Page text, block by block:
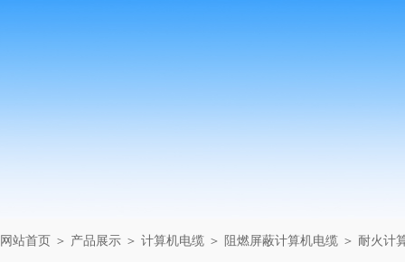
网站首页 ＞ 产品展示 ＞ 计算机电缆 ＞ 阻燃屏蔽计算机电缆 ＞ 耐火计